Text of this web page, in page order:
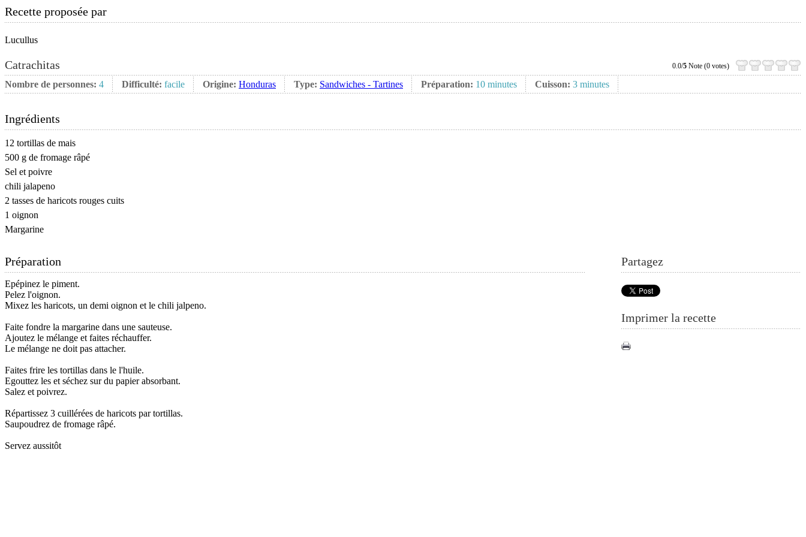
Recette proposée par
Lucullus
Catrachitas 0.0/5 Note (0 votes)
Nombre de personnes: 4 Difficulté: facile Origine: Honduras Type: Sandwiches - Tartines Préparation: 10 minutes Cuisson: 3 minutes
Ingrédients
12 tortillas de mais
500 g de fromage râpé
Sel et poivre
chili jalapeno
2 tasses de haricots rouges cuits
1 oignon
Margarine
Partagez
Imprimer la recette
Préparation
Epépinez le piment.
Pelez l'oignon.
Mixez les haricots, un demi oignon et le chili jalpeno.
Faite fondre la margarine dans une sauteuse.
Ajoutez le mélange et faites réchauffer.
Le mélange ne doit pas attacher.
Faites frire les tortillas dans le l'huile.
Egouttez les et séchez sur du papier absorbant.
Salez et poivrez.
Répartissez 3 cuillérées de haricots par tortillas.
Saupoudrez de fromage râpé.
Servez aussitôt